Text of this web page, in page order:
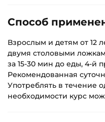
Способ
Взрослым и детям от 12
двумя столовыми
за 15-30 мин до еды, 4-й
Рекомендованная
Употреблять в течение
необходимости курс